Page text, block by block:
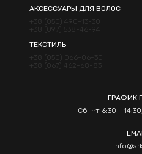
АКСЕССУАРЫ ДЛЯ ВОЛОС
+38 (050) 490-13-30
+38 (097) 538-46-94
ТЕКСТИЛЬ
+38 (050) 066-06-30
+38 (067) 462-68-83
ГРАФИК
Сб-Чт 6:30 -